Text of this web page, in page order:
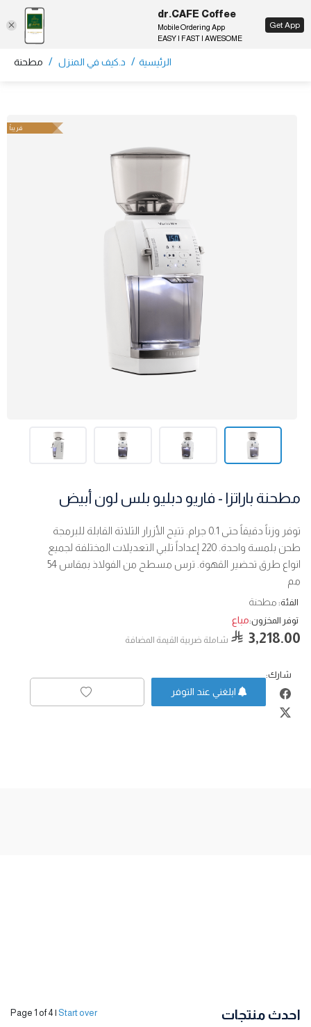
EN
الرئيسية / د.كيف في المنزل / مطحنة
قريباً
مطحنة باراتزا - فاريو دبليو بلس لون أبيض
توفر وزناً دقيقاً حتى 0.1 جرام. تتيح الأزرار الثلاثة القابلة للبرمجة
طحن بلمسة واحدة. 220 إعداداً تلبي التعديلات المختلفة لجميع
انواع طرق تحضير القهوة. ترس مسطح من الفولاذ بمقاس 54
مم
الفئة: مطحنة
توفر المخزون:مباع
3,218.00 شاملة ضربية القيمة المضافة
شارك:
احدث منتجات Page 1 of 4 | Start over
dr.CAFE Coffee
Mobile Ordering App
EASY | FAST | AWESOME
Get App